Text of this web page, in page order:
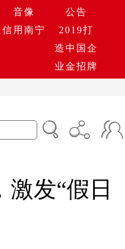
音像
公告
信用南宁
2019打
造中国企
业金招牌
激发“假日